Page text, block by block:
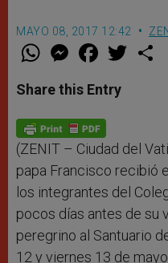
MAYO 08, 2017 12:42
W
t
s
p
p
M
e
s
e
g
e
F
a
e
b
o
k
w
Share this Entry
(ZENIT – Ciudad del
papa Francisco recibió
los integrantes del
pocos días antes de su
peregrino al Santuario
12 y viernes 13 de